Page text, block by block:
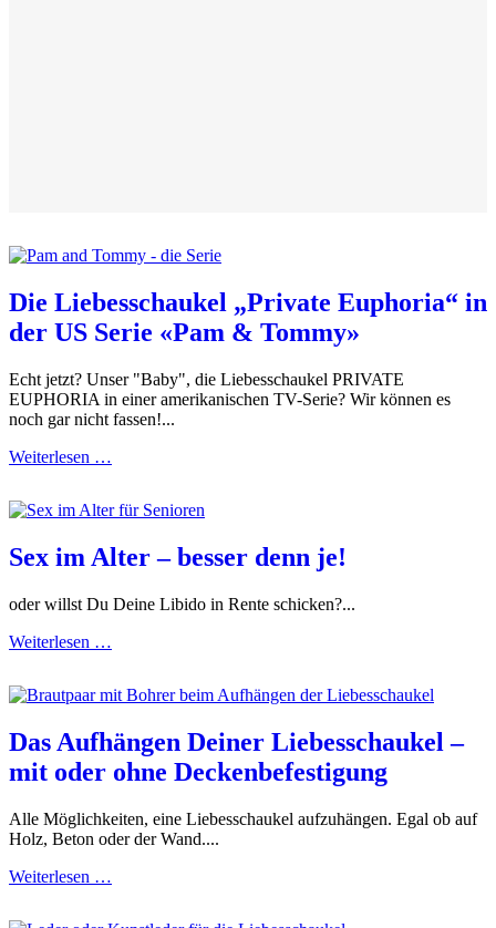
Die Liebesschaukel „Private Euphoria“ in
der US Serie «Pam & Tommy»
Echt jetzt? Unser "Baby", die Liebesschaukel PRIVATE
EUPHORIA in einer amerikanischen TV-Serie? Wir können es
noch gar nicht fassen!...
Weiterlesen …
Sex im Alter – besser denn je!
oder willst Du Deine Libido in Rente schicken?...
Weiterlesen …
Das Aufhängen Deiner Liebesschaukel –
mit oder ohne Deckenbefestigung
Alle Möglichkeiten, eine Liebesschaukel aufzuhängen. Egal ob auf
Holz, Beton oder der Wand....
Weiterlesen …